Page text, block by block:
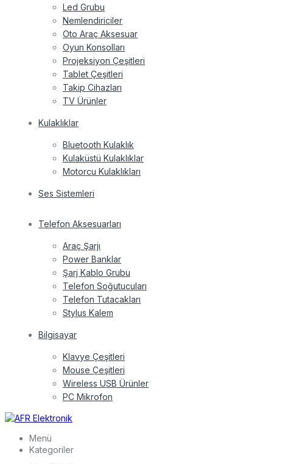
Led Grubu
Nemlendiriciler
Oto Araç Aksesuar
Oyun Konsolları
Projeksiyon Çeşitleri
Tablet Çeşitleri
Takip Cihazları
TV Ürünler
Kulaklıklar
Bluetooth Kulaklık
Kulaküstü Kulaklıklar
Motorcu Kulaklıkları
Ses Sistemleri
Telefon Aksesuarları
Araç Şarjı
Power Banklar
Şarj Kablo Grubu
Telefon Soğutucuları
Telefon Tutacakları
Stylus Kalem
Bilgisayar
Klavye Çeşitleri
Mouse Çeşitleri
Wireless USB Ürünler
PC Mikrofon
Menü
Kategoriler